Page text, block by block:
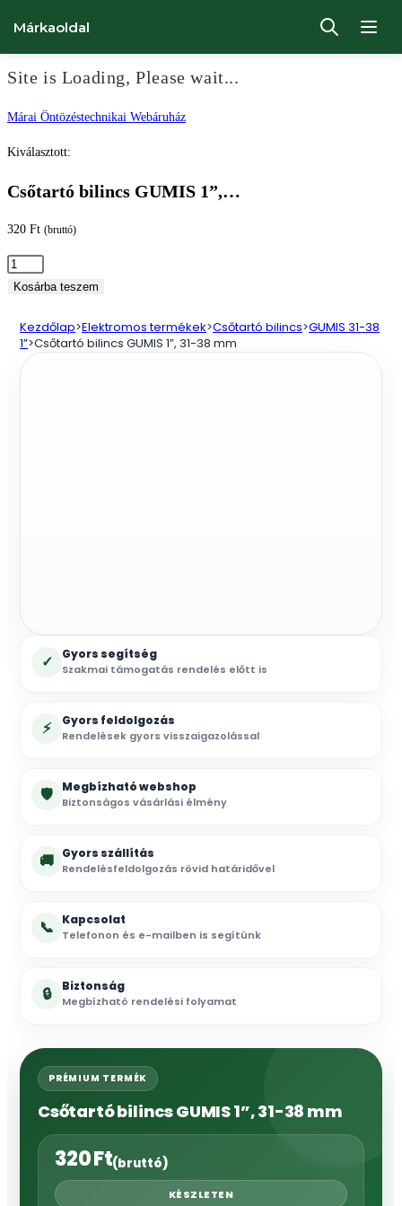
Site is Loading, Please wait...
Ugrás
Márai Öntözéstechnikai Webáruház
Márkaoldal
Kiválasztott:
Csőtartó bilincs GUMIS 1”,…
320 Ft (bruttó)
Csőtartó
bilincs
1”,
31-
Kosárba teszem
Kezdőlap>Elektromos termékek>Csőtartó bilincs>GUMIS 31-38
1”>Csőtartó bilincs GUMIS 1”, 31-38 mm
✓ Gyors segítség
Szakmai támogatás rendelés előtt is
⚡ Gyors feldolgozás
Rendelések gyors visszaigazolással
🛡 Megbízható webshop
Biztonságos vásárlási élmény
🚚 Gyors szállítás
Rendelésfeldolgozás rövid határidővel
📞 Kapcsolat
Telefonon és e-mailben is segítünk
🔒 Biztonság
Megbízható rendelési folyamat
PRÉMIUM TERMÉK
Csőtartó bilincs GUMIS 1”, 31-38 mm
320Ft(bruttó)
KÉSZLETEN